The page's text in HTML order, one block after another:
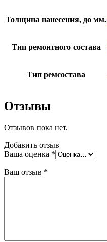
Толщина нанесения, до мм.
Тип ремонтного состава
Тип ремсостава
Отзывы
Отзывов пока нет.
Добавить отзыв
Ваша оценка *
Ваш отзыв *